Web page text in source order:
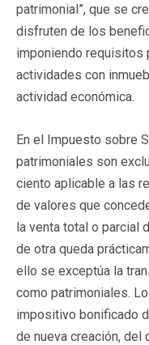
patrimonial”, que se
disfruten de los
imponiendo requisitos
actividades con
actividad económica.
En el Impuesto sobre
patrimoniales son
ciento aplicable a las
de valores que
la venta total o parcial
de otra queda
ello se exceptúa la
como patrimoniales.
impositivo bonificado
de nueva creación, del